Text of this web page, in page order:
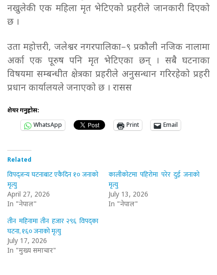
नखुलेकी एक महिला मृत भेटिएको प्रहरीले जानकारी दिएको
छ ।
उता महोत्तरी, जलेश्वर नगरपालिका–९ प्रकौली नजिक नालामा
अर्का एक पूरुष पनि मृत भेटिएका छन् । सबै घटनाका
विषयमा सम्बन्धीत क्षेत्रका प्रहरीले अनुसन्धान गरिरहेको प्रहरी
प्रधान कार्यालयले जनाएको छ । रासस
शेयर गर्नुहोस:
WhatsApp
Print Email
Related
विपद्जन्य घटनाबाट एकैदिन १० जनाको
मृत्यु
April 27, 2026
In "नेपाल"
कालीकोटमा पहिरोमा परेर दुई जनाको
मृत्यु
July 13, 2026
In "नेपाल"
तीन महिनामा तीन हजार २९६ विपद्का
घटना, १६० जनाको मृत्यु
July 17, 2026
In "मुख्य समाचार"